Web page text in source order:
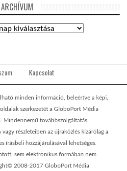
ARCHÍVUM
Kapcsolat
minden információ, beleértve a képi,
szerkezetét a GloboPort Média
Mindennemű továbbszolgáltatás,
részleteiben az újraközlés kizárólag a
írásbeli hozzájárulásával lehetséges.
sem elektronikus formában nem
2008-2017 GloboPort Média